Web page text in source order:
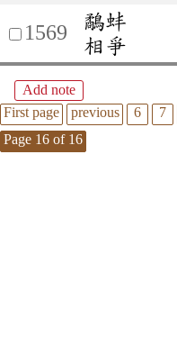
1569
鷸蚌
相爭
Add note
First page
previous 6 7
Page 16 of 16